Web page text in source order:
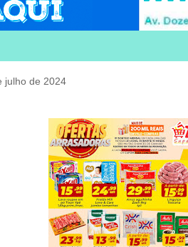
julho de 2024